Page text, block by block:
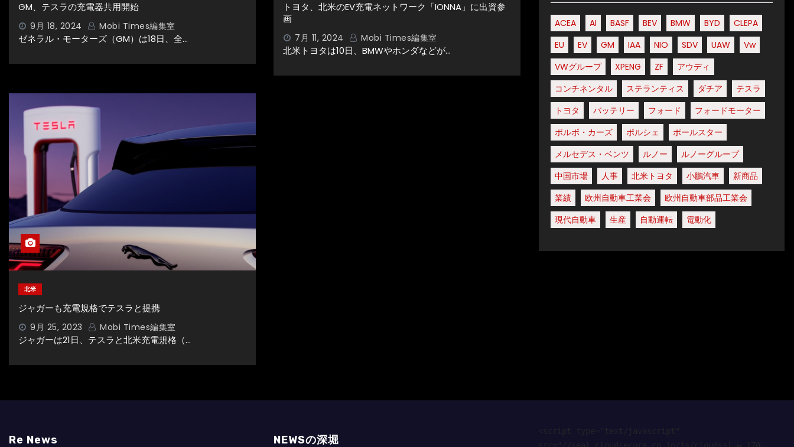
GM、テスラの充電器共用開始
9月 18, 2024 Mobi Times編集室
ゼネラル・モーターズ（GM）は18日、全…
トヨタ、北米のEV充電ネットワーク「IONNA」に出資参
画
7月 11, 2024 Mobi Times編集室
北米トヨタは10日、BMWやホンダなどが…
北米
ジャガーも充電規格でテスラと提携
9月 25, 2023 Mobi Times編集室
ジャガーは21日、テスラと北米充電規格（…
ACEA AI BASF BEV BMW BYD
CLEPA
EU
EV GM IAA NIO SDV UAW
Vw
VWグループ
XPENG ZF
アウディ
コンチネンタル
ステランティス ダチア
テスラ
トヨタ
バッテリー フォード
フォードモーター
ボルボ・カーズ
ポルシェ
ポールスター
メルセデス・ベンツ
ルノー
ルノーグループ
中国市場
人事 北米トヨタ 小鵬汽車
新商品
業績
欧州自動車工業会
欧州自動車部品工業会
現代自動車
生産 自動運転 電動化
Re News NEWSの深堀